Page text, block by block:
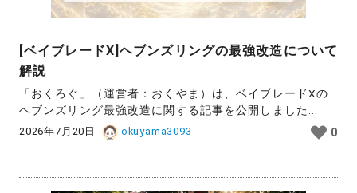
[ベイブレードX]ヘブンズリングの最強改造について
解説
「おくろぐ」（運営者：おくやま）は、ベイブレードXの
ヘブンズリング最強改造に関する記事を公開しました...
2026年7月20日 okuyama3093 0